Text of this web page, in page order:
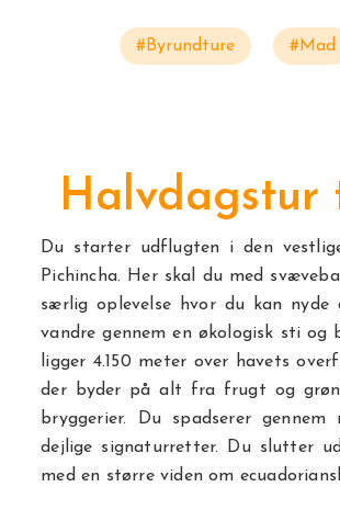
#Byrundture #Mad
Halvdagstur
Du starter udflugten i den
Pichincha. Her skal du med
særlig oplevelse hvor du kan
vandre gennem en økologisk sti og
ligger 4.150 meter over havets
der byder på alt fra frugt og
bryggerier. Du spadserer
dejlige signaturretter. Du slutter
med en større viden om